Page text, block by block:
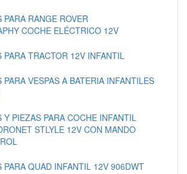
PARA RANGE ROVER
COCHE ELÉCTRICO 12V
PARA TRACTOR 12V INFANTIL
PARA VESPAS A BATERIA INFANTILES
Y PIEZAS PARA COCHE INFANTIL
STLYLE 12V CON MANDO
PARA QUAD INFANTIL 12V 906DWT